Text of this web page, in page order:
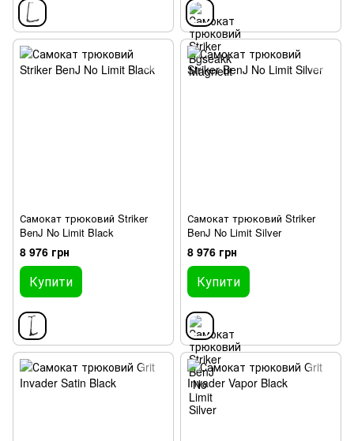
Самокат трюковий Striker
BenJ No Limit Black
8 976 грн
Купити
Самокат трюковий Striker
BenJ No Limit Silver
8 976 грн
Купити